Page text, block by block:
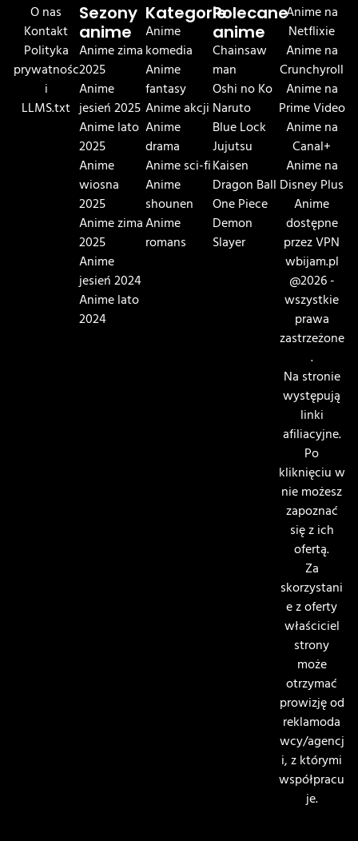
O nas
Kontakt
Polityka
prywatnośc
i
LLMS.txt
Sezony
anime
Anime zima
2025
Anime
jesień 2025
Anime lato
2025
Anime
wiosna
2025
Anime zima
2025
Anime
jesień 2024
Anime lato
2024
Kategorie
Anime
komedia
Anime
fantasy
Anime akcji
Anime
drama
Anime sci-fi
Anime
shounen
Anime
romans
Polecane
anime
Chainsaw
man
Oshi no Ko
Naruto
Blue Lock
Jujutsu
Kaisen
Dragon Ball
One Piece
Demon
Slayer
Anime na
Netflixie
Anime na
Crunchyroll
Anime na
Prime Video
Anime na
Canal+
Anime na
Disney Plus
Anime
dostępne
przez VPN
wbijam.pl
@2026 -
wszystkie
prawa
zastrzeżone
.
Na stronie
występują
linki
afiliacyjne.
Po
kliknięciu w
nie możesz
zapoznać
się z ich
ofertą.
Za
skorzystani
e z oferty
właściciel
strony
może
otrzymać
prowizję od
reklamoda
wcy/agencj
i, z którymi
współpracu
je.